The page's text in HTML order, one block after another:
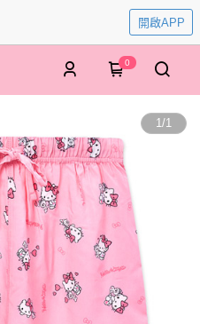
開啟APP
0
1/1